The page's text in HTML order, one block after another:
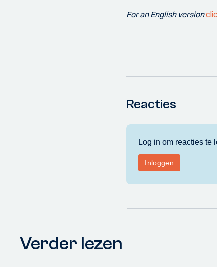
For an English version
Reacties
Verder lezen